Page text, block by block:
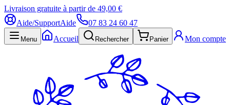
Livraison gratuite à partir de 49,00 €
Aide/SupportAide 07 83 24 60 47
Menu Accueil Rechercher Panier Mon compte